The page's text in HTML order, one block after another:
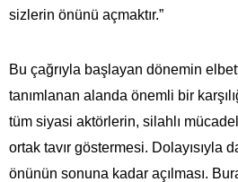
sizlerin önünü açmaktır.”
Bu çağrıyla başlayan dönemin
tanımlanan alanda önemli bir
tüm siyasi aktörlerin, silahlı
ortak tavır göstermesi. Dolayısıyla
önünün sonuna kadar açılması.